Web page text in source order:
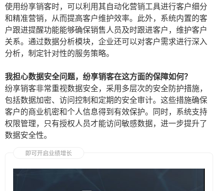
使用纷享销客时，可以利用其自动化营销工具进行客户细分
和精准营销，从而提高客户维护效率。此外，系统内置的客
户跟进提醒功能能够确保销售人员及时跟进客户，维护客户
关系。通过数据分析模块，企业还可以对客户需求进行深入
分析，制定针对性的服务策略。
我担心数据安全问题，纷享销客在这方面的保障如何？
纷享销客非常重视数据安全，采用多层次的安全防护措施，
包括数据加密、访问控制和定期的安全审计。这些措施确保
客户的商业机密和个人信息得到有效保护。同时，系统支持
权限管理，只有授权人员才能访问敏感数据，进一步提升了
数据安全性。
即可开启业绩增长